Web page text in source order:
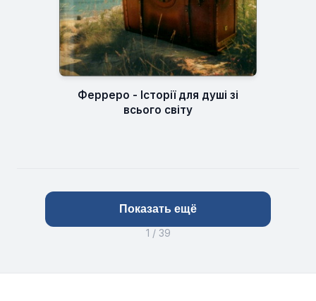
Ферреро - Історії для душі зі
всього світу
Показать ещё
1 / 39